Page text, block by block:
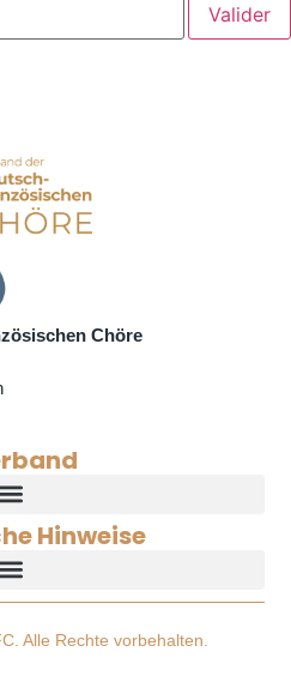
Chöre
Hinweise
Alle Rechte vorbehalten.